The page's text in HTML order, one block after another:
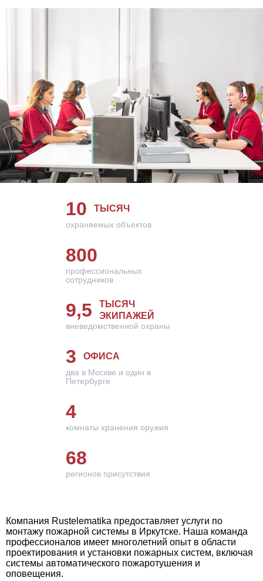
10 ТЫСЯЧ
охраняемых объектов
800
профессиональных
сотрудников
9,5
ТЫСЯЧ
ЭКИПАЖЕЙ
вневедомственной охраны
3 ОФИСА
два в Москве и один в
Петербурге
4
комнаты хранения оружия
68
регионов присутствия
Компания Rustelematika предоставляет услуги по
монтажу пожарной системы в Иркутске. Наша команда
профессионалов имеет многолетний опыт в области
проектирования и установки пожарных систем, включая
системы автоматического пожаротушения и
оповещения.